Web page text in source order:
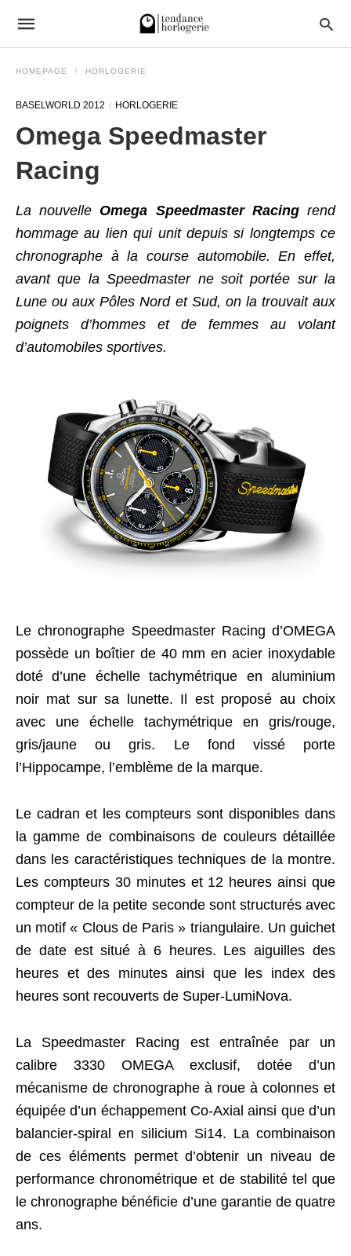
HOMEPAGE HORLOGERIE
BASELWORLD 2012 HORLOGERIE
Omega Speedmaster
Racing
La nouvelle Omega Speedmaster Racingrend
hommage au lien qui unit depuis si longtemps ce
chronographe à la course automobile. En effet,
avant que la Speedmaster ne soit portée sur la
Lune ou aux Pôles Nord et Sud, on la trouvait aux
poignets d’hommes et de femmes au volant
d’automobiles sportives.
Le chronographe Speedmaster Racing d’OMEGA
possède un boîtier de 40 mm en acier inoxydable
doté d’une échelle tachymétrique en aluminium
noir mat sur sa lunette. Il est proposé au choix
avec une échelle tachymétrique en gris/rouge,
gris/jaune ou gris. Le fond vissé porte
l’Hippocampe, l’emblème de la marque.
Le cadran et les compteurs sont disponibles dans
la gamme de combinaisons de couleurs détaillée
dans les caractéristiques techniques de la montre.
Les compteurs 30 minutes et 12 heures ainsi que
compteur de la petite seconde sont structurés avec
un motif « Clous de Paris » triangulaire. Un guichet
de date est situé à 6 heures. Les aiguilles des
heures et des minutes ainsi que les index des
heures sont recouverts de Super-LumiNova.
La Speedmaster Racing est entraînée par un
calibre 3330 OMEGA exclusif, dotée d’un
mécanisme de chronographe à roue à colonnes et
équipée d’un échappement Co-Axial ainsi que d’un
balancier-spiral en silicium Si14. La combinaison
de ces éléments permet d’obtenir un niveau de
performance chronométrique et de stabilité tel que
le chronographe bénéficie d’une garantie de quatre
ans.